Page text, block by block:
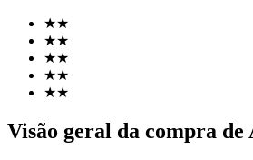
★★
★★
★★
★★
★★
Visão geral da compra de